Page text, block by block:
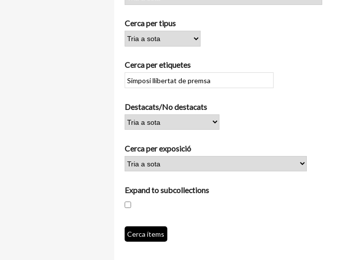
Cerca per tipus
Cerca per etiquetes
Destacats/No destacats
Cerca per exposició
Expand to subcollections